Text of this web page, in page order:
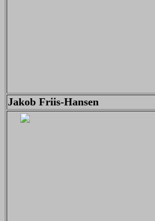
Jakob Friis-Hansen